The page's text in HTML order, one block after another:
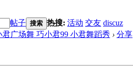
帖子 搜索 热搜: 活动 交友 discuz
君广场舞 巧小君99 小君舞蹈秀 › 分享